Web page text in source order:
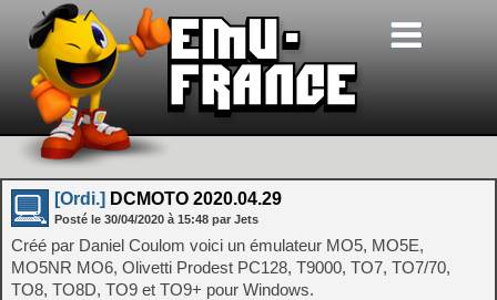
[Ordi.] DCMOTO 2020.04.29
Posté le 30/04/2020 à 15:48 par Jets
Créé par Daniel Coulom voici un émulateur MO5, MO5E,
MO5NR MO6, Olivetti Prodest PC128, T9000, TO7, TO7/70,
TO8, TO8D, TO9 et TO9+ pour Windows.